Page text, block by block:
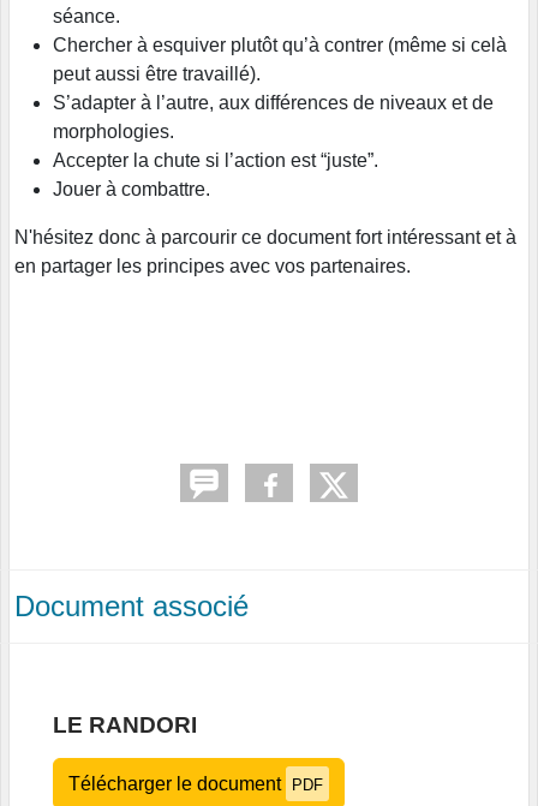
séance.
Chercher à esquiver plutôt qu’à contrer (même si celà
peut aussi être travaillé).
S’adapter à l’autre, aux différences de niveaux et de
morphologies.
Accepter la chute si l’action est “juste”.
Jouer à combattre.
N'hésitez donc à parcourir ce document fort intéressant et à
en partager les principes avec vos partenaires.
Document associé
LE RANDORI
Télécharger le document PDF